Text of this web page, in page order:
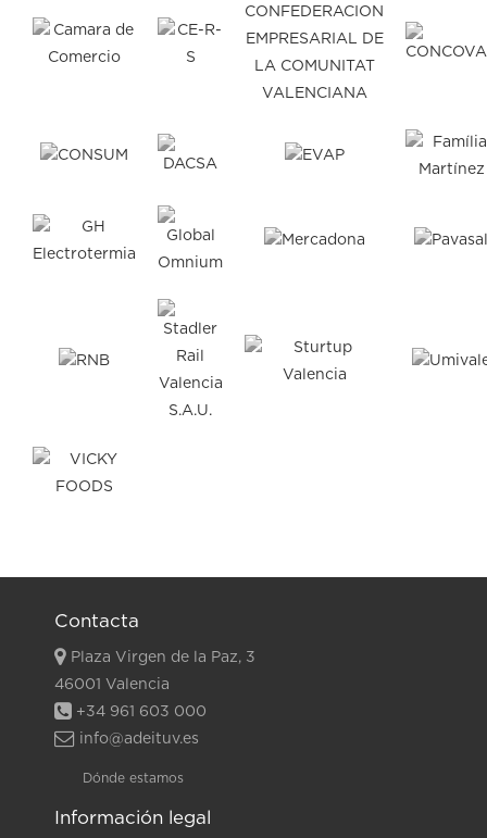
Contacta
Plaza Virgen de la Paz, 3
46001 Valencia
+34 961 603 000
info@adeituv.es
Dónde estamos
Información legal